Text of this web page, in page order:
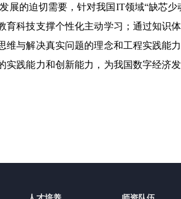
展的迫切需要，针对我国IT领域“缺芯少
育科技支撑个性化主动学习；通过知识
维与解决真实问题的理念和工程实践能
实践能力和创新能力，为我国数字经济